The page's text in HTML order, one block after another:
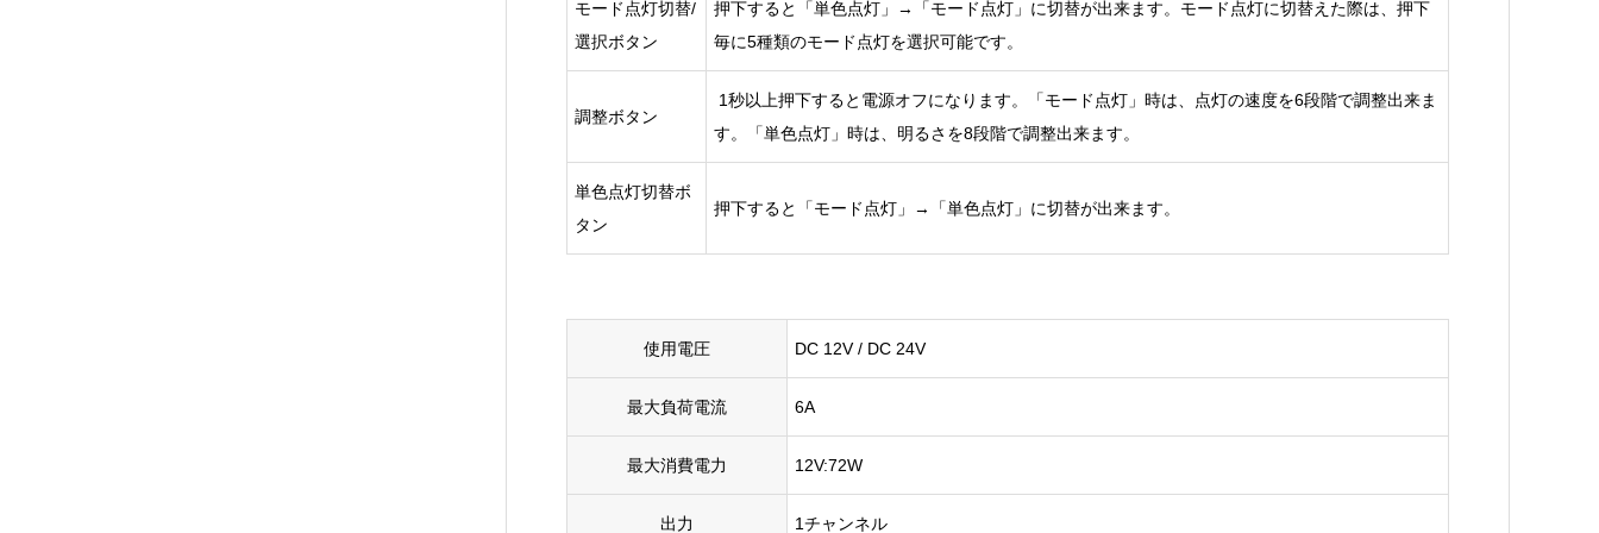
モード点灯切替/
選択ボタン
押下すると「単色点灯」→「モード点灯」に切替が出来ます。モード点灯に切替えた際は、押下
毎に5種類のモード点灯を選択可能です。
調整ボタン
1秒以上押下すると電源オフになります。「モード点灯」時は、点灯の速度を6段階で調整出来ま
す。「単色点灯」時は、明るさを8段階で調整出来ます。
単色点灯切替ボ
タン
押下すると「モード点灯」→「単色点灯」に切替が出来ます。
使用電圧 DC 12V / DC 24V
最大負荷電流 6A
最大消費電力 12V:72W
出力 1チャンネル